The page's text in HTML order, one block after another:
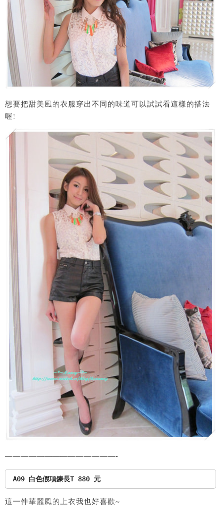
想要把甜美風的衣服穿出不同的味道可以試試看這樣的搭法
喔!
——————————————-
A09 白色假項鍊長T 880 元
這一件華麗風的上衣我也好喜歡~